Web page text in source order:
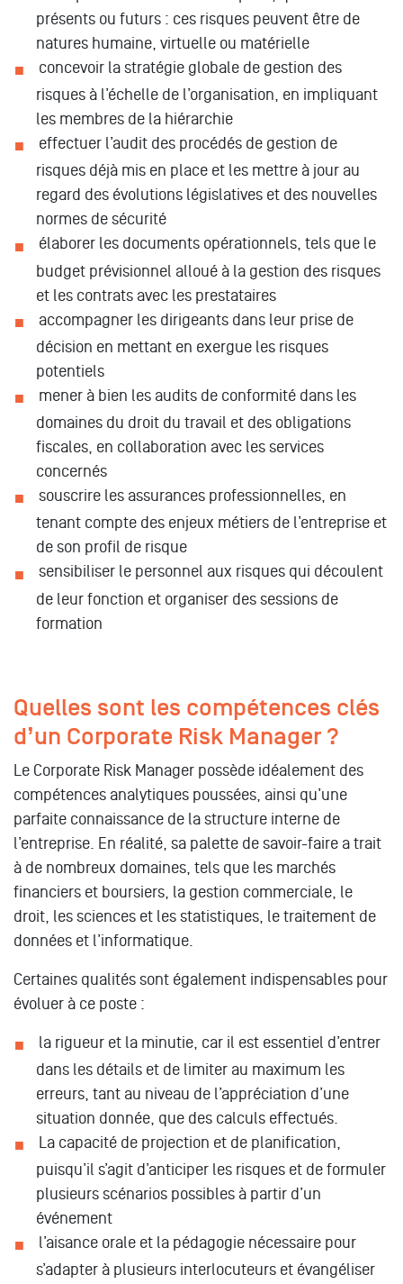
présents ou futurs : ces risques peuvent être de
natures humaine, virtuelle ou matérielle
concevoir la stratégie globale de gestion des
risques à l’échelle de l’organisation, en impliquant
les membres de la hiérarchie
effectuer l’audit des procédés de gestion de
risques déjà mis en place et les mettre à jour au
regard des évolutions législatives et des nouvelles
normes de sécurité
élaborer les documents opérationnels, tels que le
budget prévisionnel alloué à la gestion des risques
et les contrats avec les prestataires
accompagner les dirigeants dans leur prise de
décision en mettant en exergue les risques
potentiels
mener à bien les audits de conformité dans les
domaines du droit du travail et des obligations
fiscales, en collaboration avec les services
concernés
souscrire les assurances professionnelles, en
tenant compte des enjeux métiers de l’entreprise et
de son profil de risque
sensibiliser le personnel aux risques qui découlent
de leur fonction et organiser des sessions de
formation
Quelles sont les compétences clés
d’un Corporate Risk Manager ?
Le Corporate Risk Manager possède idéalement des
compétences analytiques poussées, ainsi qu’une
parfaite connaissance de la structure interne de
l’entreprise. En réalité, sa palette de savoir-faire a trait
à de nombreux domaines, tels que les marchés
financiers et boursiers, la gestion commerciale, le
droit, les sciences et les statistiques, le traitement de
données et l’informatique.
Certaines qualités sont également indispensables pour
évoluer à ce poste :
la rigueur et la minutie, car il est essentiel d’entrer
dans les détails et de limiter au maximum les
erreurs, tant au niveau de l’appréciation d’une
situation donnée, que des calculs effectués.
La capacité de projection et de planification,
puisqu’il s’agit d’anticiper les risques et de formuler
plusieurs scénarios possibles à partir d’un
événement
l’aisance orale et la pédagogie nécessaire pour
s’adapter à plusieurs interlocuteurs et évangéliser